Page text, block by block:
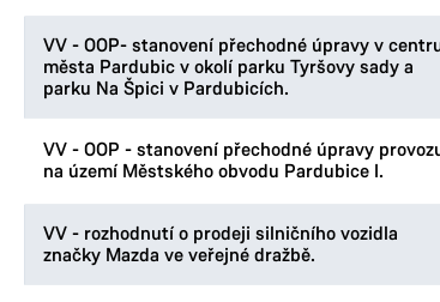
VV - OOP- stanovení přechodné úpravy v
města Pardubic v okolí parku Tyršovy sady a
parku Na Špici v Pardubicích.
VV - OOP - stanovení přechodné úpravy
na území Městského obvodu Pardubice I.
VV - rozhodnutí o prodeji silničního vozidla
značky Mazda ve veřejné dražbě.